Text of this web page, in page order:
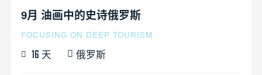
9月 油画中的史诗俄罗斯
FOCUSING ON DEEP TOURISM
16 天 俄罗斯